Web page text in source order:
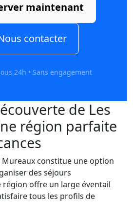
maintenant
contacter
24h • Sans engagement
de Les
région parfaite
Mureaux constitue une option
des séjours
offre un large éventail
tous les profils de